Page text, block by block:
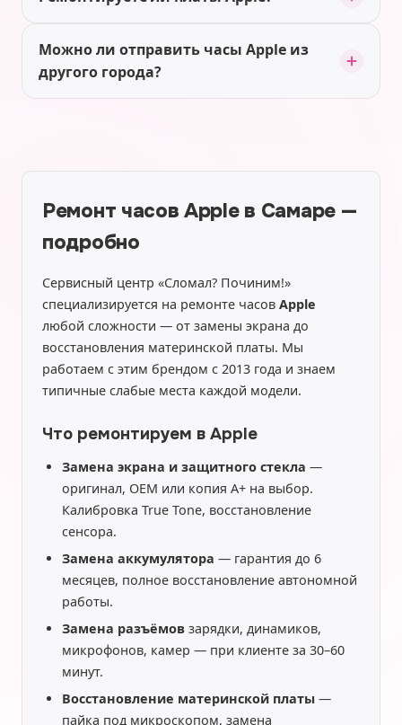
Можно ли отправить часы Apple из
другого города?
Ремонт часов Apple в Самаре —
подробно
Сервисный центр «Сломал? Починим!»
специализируется на ремонте часов Apple
любой сложности — от замены экрана до
восстановления материнской платы. Мы
работаем с этим брендом с 2013 года и знаем
типичные слабые места каждой модели.
Что ремонтируем в Apple
Замена экрана и защитного стекла —
оригинал, OEM или копия A+ на выбор.
Калибровка True Tone, восстановление
сенсора.
Замена аккумулятора — гарантия до 6
месяцев, полное восстановление автономной
работы.
Замена разъёмов зарядки, динамиков,
микрофонов, камер — при клиенте за 30–60
минут.
Восстановление материнской платы —
пайка под микроскопом, замена